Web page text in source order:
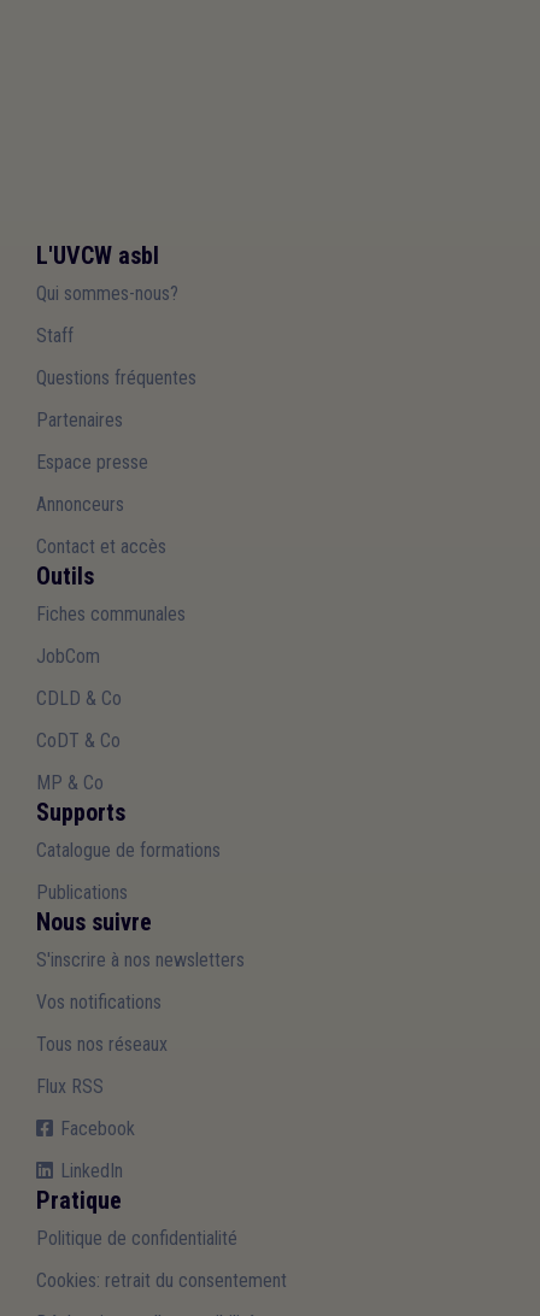
L'UVCW asbl
Qui sommes-nous?
Staff
Questions fréquentes
Partenaires
Espace presse
Annonceurs
Contact et accès
Outils
Fiches communales
JobCom
CDLD & Co
CoDT & Co
MP & Co
Supports
Catalogue de formations
Publications
Nous suivre
S'inscrire à nos newsletters
Vos notifications
Tous nos réseaux
Flux RSS
Facebook
LinkedIn
Pratique
Politique de confidentialité
Cookies: retrait du consentement